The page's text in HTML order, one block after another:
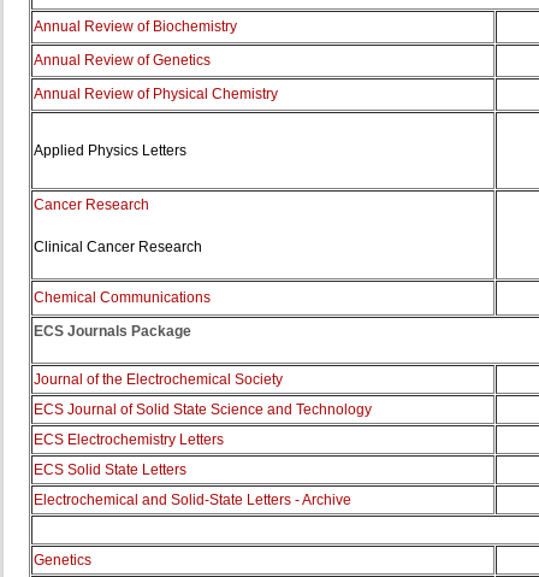
Annual Review of Biochemistry
Annual Review of Genetics
Annual Review of Physical Chemistry
Applied Physics Letters
Cancer Research
Clinical Cancer Research
Chemical Communications
ECS Journals Package
Journal of the Electrochemical Society
ECS Journal of Solid State Science and Technology
ECS Electrochemistry Letters
ECS Solid State Letters
Electrochemical and Solid-State Letters - Archive
Genetics